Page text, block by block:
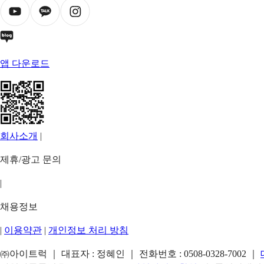
앱 다운로드
회사소개 |
제휴/광고 문의
|
채용정보
| 이용약관 | 개인정보 처리 방침
㈜아이트럭 ｜ 대표자 : 정혜인 ｜ 전화번호 : 0508-0328-7002